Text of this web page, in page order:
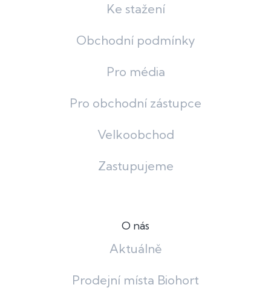
Ke stažení
Obchodní podmínky
Pro média
Pro obchodní zástupce
Velkoobchod
Zastupujeme
O nás
Aktuálně
Prodejní místa Biohort